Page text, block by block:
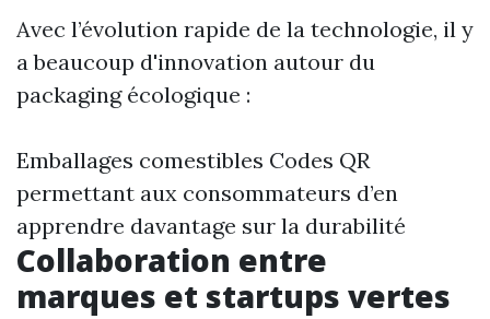
Avec l’évolution rapide de la technologie, il y
a beaucoup d'innovation autour du
packaging écologique :
Emballages comestibles Codes QR
permettant aux consommateurs d’en
apprendre davantage sur la durabilité
Collaboration entre
marques et startups vertes